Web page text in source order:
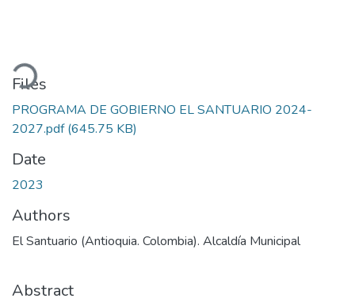
Files
PROGRAMA DE GOBIERNO EL SANTUARIO 2024-
2027.pdf(645.75 KB)
Date
2023
Authors
El Santuario (Antioquia. Colombia). Alcaldía Municipal
Abstract